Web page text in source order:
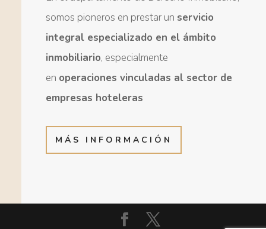
somos pioneros en prestar unservicio
integral especializado en el ámbito
inmobiliario, especialmente
en operaciones vinculadas al sector de
empresas hoteleras
MÁS INFORMACIÓN